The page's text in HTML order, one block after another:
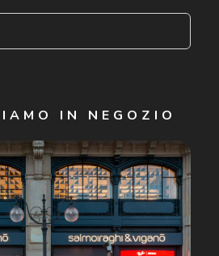
confermo di avere più di 16 anni e
miei Dati Personali da parte di
per l'invio di offerte speciali, novità
di carattere pubblicitario (consultare
per ulteriori informazioni).
IN NEGOZIO